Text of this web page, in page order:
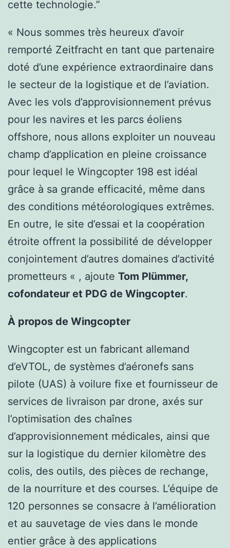
cette technologie.”
« Nous sommes très heureux d’avoir
remporté Zeitfracht en tant que partenaire
doté d’une expérience extraordinaire dans
le secteur de la logistique et de l’aviation.
Avec les vols d’approvisionnement prévus
pour les navires et les parcs éoliens
offshore, nous allons exploiter un nouveau
champ d’application en pleine croissance
pour lequel le Wingcopter 198 est idéal
grâce à sa grande efficacité, même dans
des conditions météorologiques extrêmes.
En outre, le site d’essai et la coopération
étroite offrent la possibilité de développer
conjointement d’autres domaines d’activité
prometteurs « , ajoute Tom Plümmer,
cofondateur et PDG de Wingcopter.
À propos de Wingcopter
Wingcopter est un fabricant allemand
d’eVTOL, de systèmes d’aéronefs sans
pilote (UAS) à voilure fixe et fournisseur de
services de livraison par drone, axés sur
l’optimisation des chaînes
d’approvisionnement médicales, ainsi que
sur la logistique du dernier kilomètre des
colis, des outils, des pièces de rechange,
de la nourriture et des courses. L’équipe de
120 personnes se consacre à l’amélioration
et au sauvetage de vies dans le monde
entier grâce à des applications